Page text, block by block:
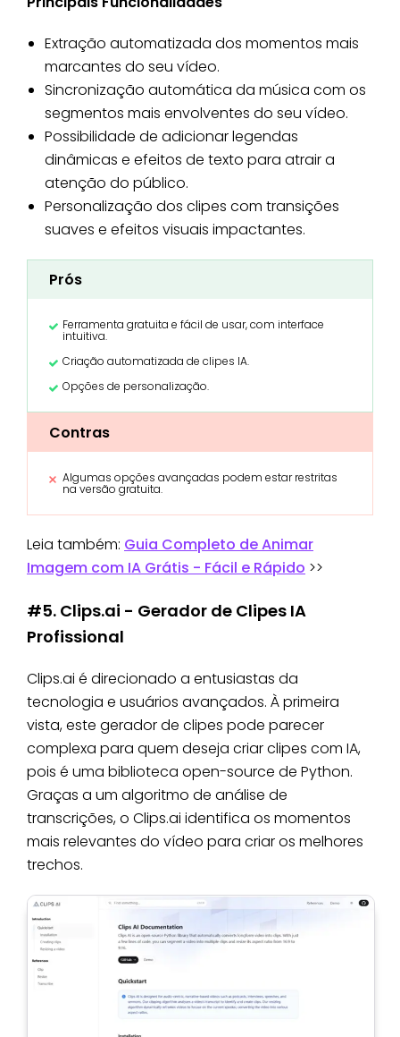
Extração automatizada dos momentos mais
marcantes do seu vídeo.
Sincronização automática da música com os
segmentos mais envolventes do seu vídeo.
Possibilidade de adicionar legendas
dinâmicas e efeitos de texto para atrair a
atenção do público.
Personalização dos clipes com transições
suaves e efeitos visuais impactantes.
Prós
Ferramenta gratuita e fácil de usar, com interface
intuitiva.
Criação automatizada de clipes IA.
Opções de personalização.
Contras
Algumas opções avançadas podem estar restritas
na versão gratuita.
Leia também: Guia Completo de Animar
Imagem com IA Grátis - Fácil e Rápido >>
#5. Clips.ai - Gerador de Clipes IA
Profissional
Clips.ai é direcionado a entusiastas da
tecnologia e usuários avançados. À primeira
vista, este gerador de clipes pode parecer
complexa para quem deseja criar clipes com IA,
pois é uma biblioteca open-source de Python.
Graças a um algoritmo de análise de
transcrições, o Clips.ai identifica os momentos
mais relevantes do vídeo para criar os melhores
trechos.